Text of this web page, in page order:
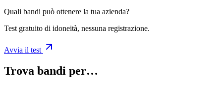
Quali bandi può ottenere la tua azienda?
Test gratuito di idoneità, nessuna registrazione.
Avvia il test
Trova bandi per…